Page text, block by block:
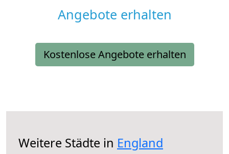
Angebote erhalten
Kostenlose Angebote erhalten
Weitere Städte in England